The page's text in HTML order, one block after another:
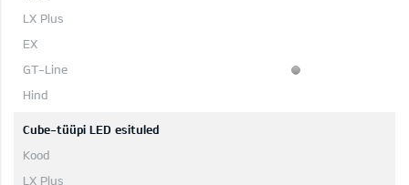
Cube-tüüpi LED esituled